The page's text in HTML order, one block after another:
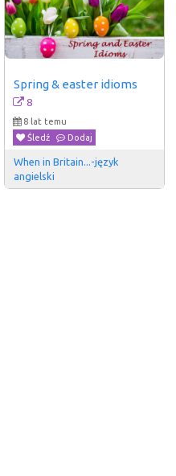
Spring & easter idioms
8
8 lat temu
Śledź
Dodaj
When in Britain...-język
angielski